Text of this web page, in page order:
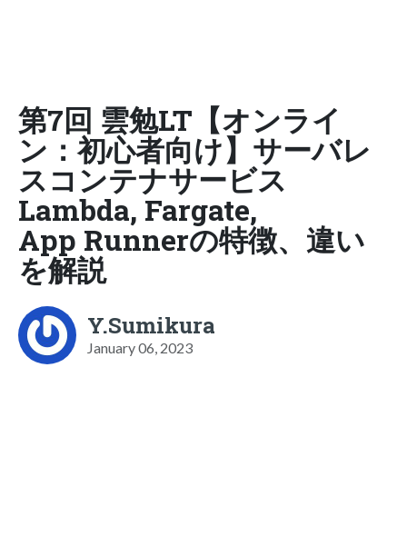
第7回 雲勉LT【オンライ
ン：初心者向け】サーバレ
スコンテナサービス
Lambda, Fargate,
App Runnerの特徴、違い
を解説
Y.Sumikura
January 06, 2023